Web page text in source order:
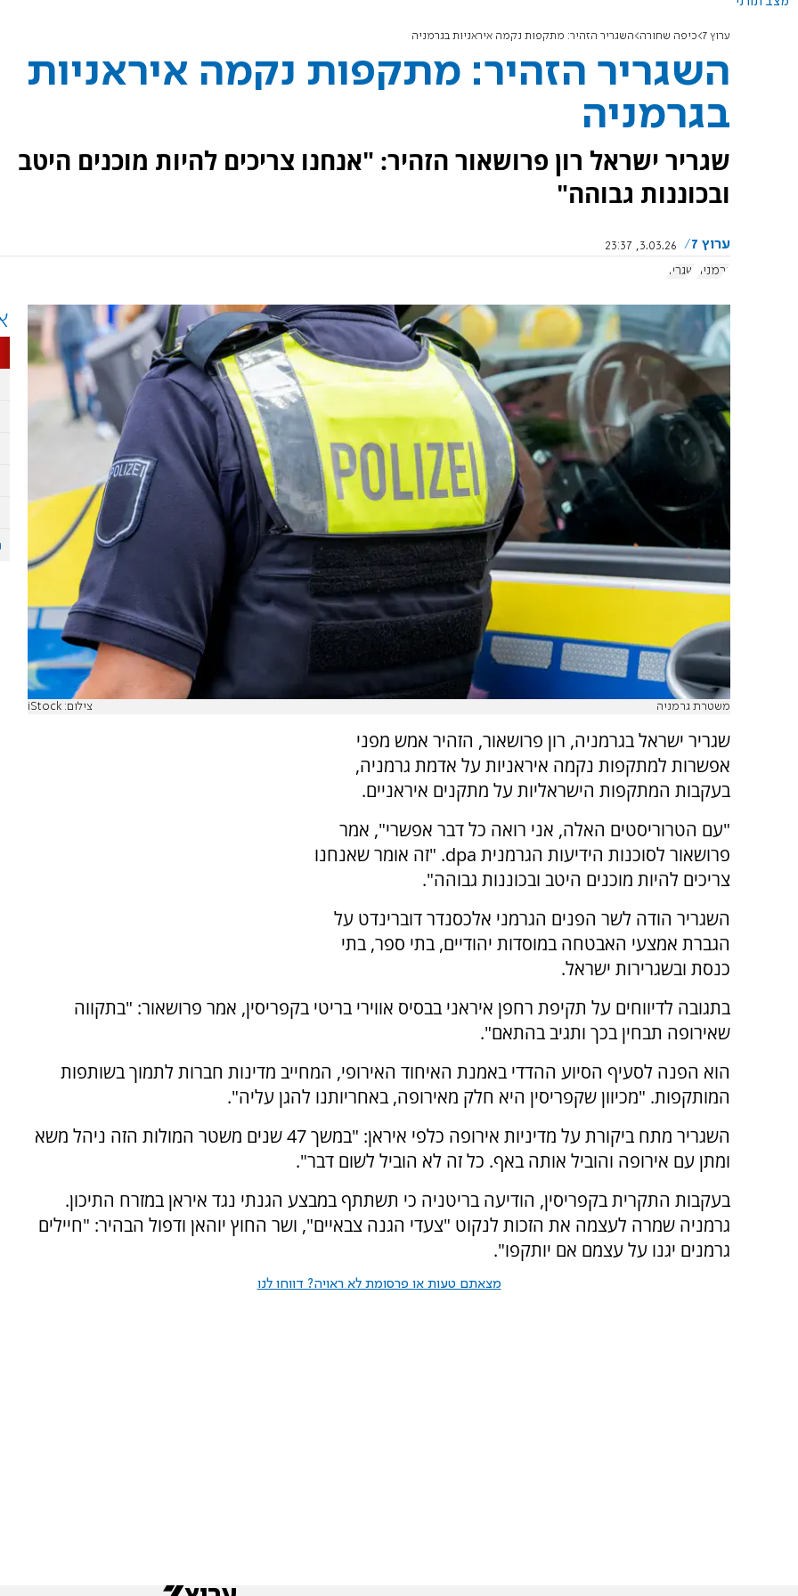
ערוץ 7 כיפה שחורה השגריר הזהיר: מתקפות נקמה איראניות בגרמניה
השגריר הזהיר: מתקפות נקמה איראניות
בגרמניה
שגריר ישראל רון פרושאור הזהיר: "אנחנו צריכים להיות מוכנים היטב
ובכוננות גבוהה"
ערוץ 7
3.03.26, 23:37
גרמניה
שגריר
משטרת גרמניה צילום: iStock
שגריר ישראל בגרמניה, רון פרושאור, הזהיר אמש מפני
אפשרות למתקפות נקמה איראניות על אדמת גרמניה,
בעקבות המתקפות הישראליות על מתקנים איראניים.
"עם הטרוריסטים האלה, אני רואה כל דבר אפשרי", אמר
פרושאור לסוכנות הידיעות הגרמנית dpa. "זה אומר שאנחנו
צריכים להיות מוכנים היטב ובכוננות גבוהה".
השגריר הודה לשר הפנים הגרמני אלכסנדר דוברינדט על
הגברת אמצעי האבטחה במוסדות יהודיים, בתי ספר, בתי
כנסת ובשגרירות ישראל.
בתגובה לדיווחים על תקיפת רחפן איראני בבסיס אווירי בריטי בקפריסין, אמר פרושאור: "בתקווה
שאירופה תבחין בכך ותגיב בהתאם".
הוא הפנה לסעיף הסיוע ההדדי באמנת האיחוד האירופי, המחייב מדינות חברות לתמוך בשותפות
המותקפות. "מכיוון שקפריסין היא חלק מאירופה, באחריותנו להגן עליה".
השגריר מתח ביקורת על מדיניות אירופה כלפי איראן: "במשך 47 שנים משטר המולות הזה ניהל משא
ומתן עם אירופה והוביל אותה באף. כל זה לא הוביל לשום דבר".
בעקבות התקרית בקפריסין, הודיעה בריטניה כי תשתתף במבצע הגנתי נגד איראן במזרח התיכון.
גרמניה שמרה לעצמה את הזכות לנקוט "צעדי הגנה צבאיים", ושר החוץ יוהאן ודפול הבהיר: "חיילים
גרמנים יגנו על עצמם אם יותקפו".
מצאתם טעות או פרסומת לא ראויה? דווחו לנו